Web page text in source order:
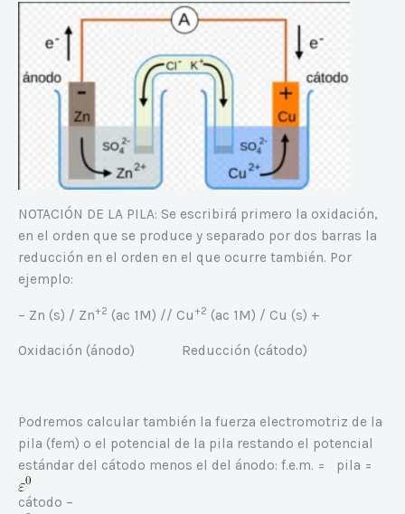
NOTACIÓN DE LA PILA: Se escribirá primero la oxidación,
en el orden que se produce y separado por dos barras la
reducción en el orden en el que ocurre también. Por
ejemplo:
– Zn (s) / Zn+2 (ac 1M) // Cu+2 (ac 1M) / Cu (s) +
Oxidación (ánodo) Reducción (cátodo)
Podremos calcular también la fuerza electromotriz de la
pila (fem) o el potencial de la pila restando el potencial
estándar del cátodo menos el del ánodo: f.e.m. = pila =
cátodo –